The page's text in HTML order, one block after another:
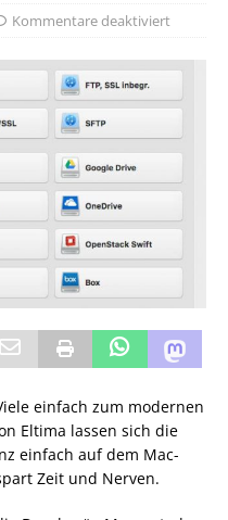
Kommentare deaktiviert
einfach zum modernen
Eltima lassen sich die
einfach auf dem Mac-
Zeit und Nerven.